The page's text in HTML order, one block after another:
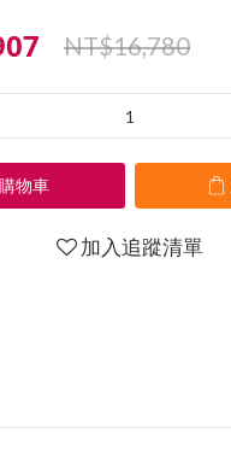
NT$16,780
物車
加入追蹤清單